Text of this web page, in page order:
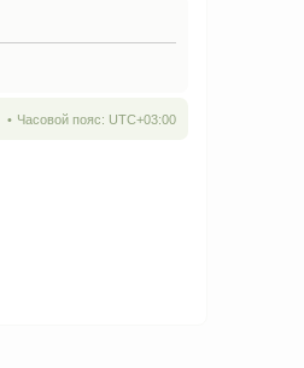
Часовой пояс: UTC+03:00